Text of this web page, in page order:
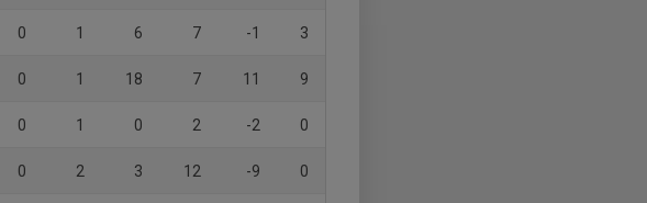
0 1 6 7 -1 3
0 1 18 7 11 9
0 1 0 2 -2 0
0 2 3 12 -9 0